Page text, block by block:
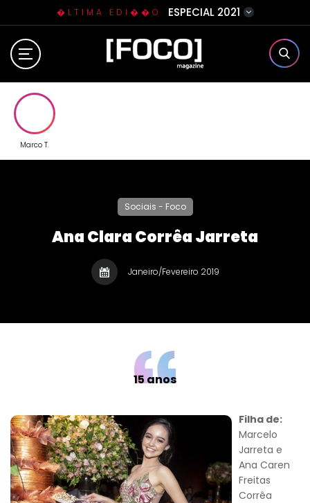
�LTIMA EDI��O ESPECIAL 2021
Home
Contato
Marco T.
Sociais - Foco
Ana Clara Corrêa Jarreta
Janeiro/Fevereiro 2019
15 anos
Filha de:
Marcelo
Jarreta e
Ana Caren
Freitas
Corrêa